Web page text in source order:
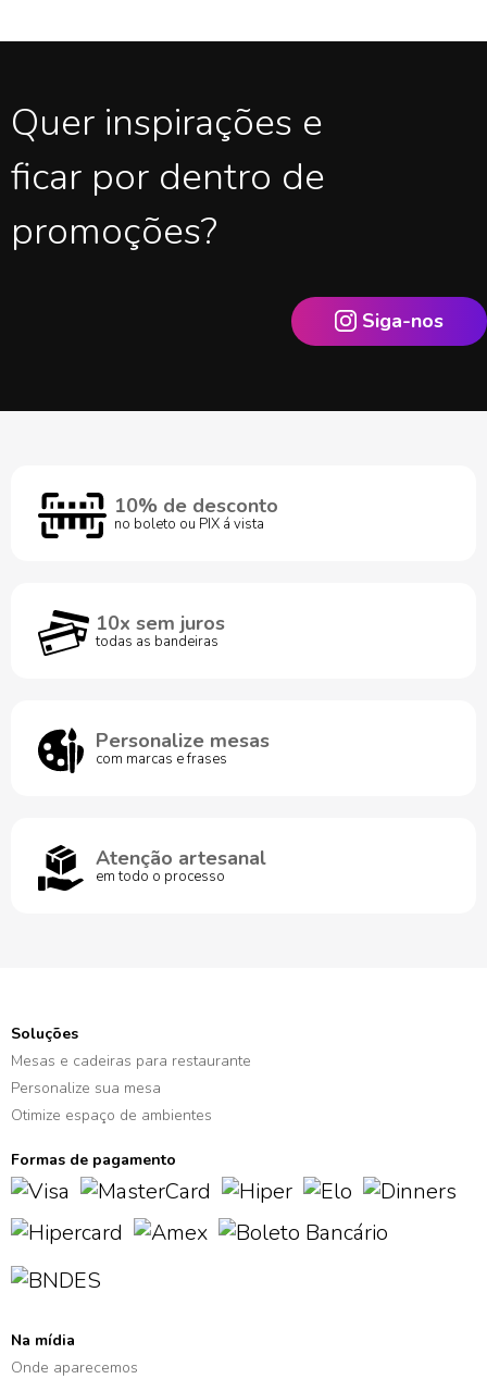
Quer inspirações e
ficar por dentro de
promoções?
Siga-nos
10% de desconto
no boleto ou PIX á vista
10x sem juros
todas as bandeiras
Personalize mesas
com marcas e frases
Atenção artesanal
em todo o processo
Soluções
Mesas e cadeiras para restaurante
Personalize sua mesa
Otimize espaço de ambientes
Formas de pagamento
Na mídia
Onde aparecemos